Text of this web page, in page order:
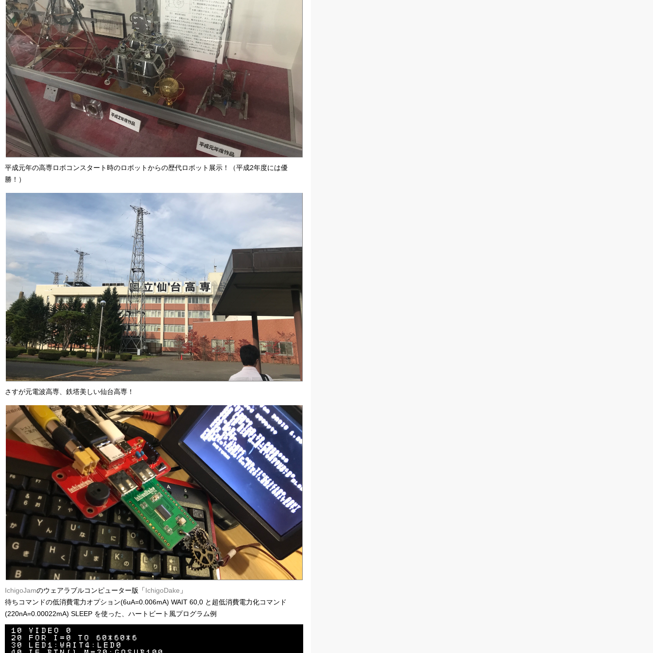
平成元年の高専ロボコンスタート時のロボットからの歴代ロボット展示！（平成2年度には優
勝！）
さすが元電波高専、鉄塔美しい仙台高専！
IchigoJamのウェアラブルコンピューター版「IchigoDake 」
待ちコマンドの低消費電力オプション(6uA=0.006mA) WAIT 60,0 と超低消費電力化コマンド
(220nA=0.00022mA) SLEEP を使った、ハートビート風プログラム例
10 VIDEO 0
20 FOR I=0 TO 60*60*6
30 LED1:WAIT4:LED0